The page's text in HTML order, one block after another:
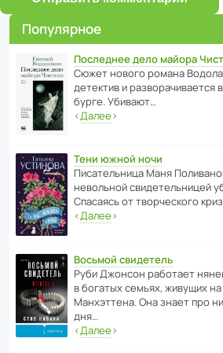
Популярное
Последнее дело майора
Сюжет нового романа
дете­ктив и
бурге. Убивают…
‹Далее›
Тени южной ночи
Писа­тель­ница Маня
невольной свиде­тель­ницей
Спасаясь от твор­че­с­кого
‹Далее›
Восьмой свидетель
Руби Джонсон рабо­тает
в богатых семьях, живущих
Манх­эт­тена. Она знает про
дня…
‹Далее›